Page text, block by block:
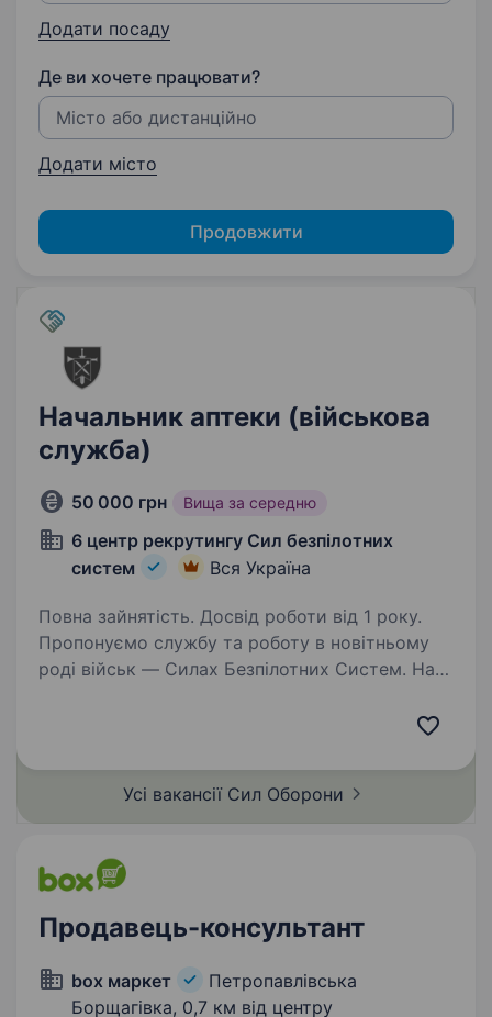
Додати посаду
Де ви хочете працювати?
Додати місто
Продовжити
Начальник аптеки (військова
служба)
50 000 грн Вища за середню
6 центр рекрутингу Сил безпілотних
систем
Вся Україна
Повна зайнятість. Досвід роботи від 1 року.
Пропонуємо службу та роботу в новітньому
роді військ — Силах Безпілотних Систем. Наш
це перший у світі підрозділ «технологічного
професіоналів…
Усі вакансії Сил Оборони
Продавець-консультант
box маркет
Петропавлівська
Борщагівка, 0,7 км від центру